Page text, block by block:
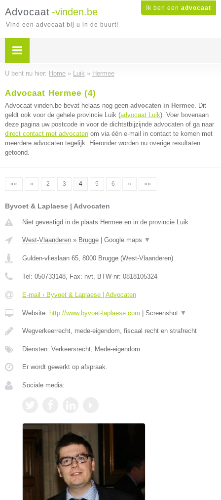
Ik ben een advocaat
Advocaat -vinden.be
Vind een advocaat bij u in de buurt!
U bent nu hier: Home » Luik » Hermee
Advocaat Hermee (4)
Advocaat-vinden.be bevat helaas nog geen advocaten in Hermee. Dit
geldt ook voor de gehele provincie Luik (advocaat Luik). Voer bovenaan
deze pagina uw postcode in voor de dichtstbijzijnde advocaten of ga naar
direct contact met advocaten om via één e-mail in contact te komen met
meerdere advocaten tegelijk. Hieronder worden nu overige resultaten
getoond.
«« « 2 3 4 5 6 » »»
Byvoet & Laplaese | Advocaten
Niet gevestigd in de plaats Hermee en in de provincie Luik.
West-Vlaanderen » Brugge Google maps ▼
Gulden-vlieslaan 65, 8000 Brugge (West-Vlaanderen)
Tel: 050733148, Fax: nvt, BTW-nr: 0818105324
E-mail › Byvoet & Laplaese | Advocaten
Website: http://www.byvoet-laplaese.com Screenshot ▼
Wegverkeerrecht, mede-eigendom, fiscaal recht en strafrecht
Diensten: Verkeersrecht, Mede-eigendom
Er wordt gewerkt op afspraak.
Sociale media: